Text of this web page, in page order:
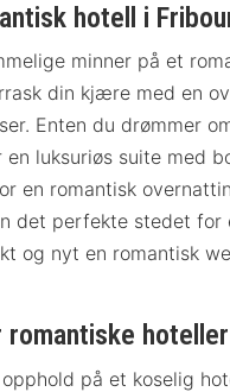
hotell i
minner på et
din kjære med en
Enten du drømmer
en luksuriøs suite med
en romantisk
det perfekte stedet for
og nyt en romantisk
romantiske
på et koselig